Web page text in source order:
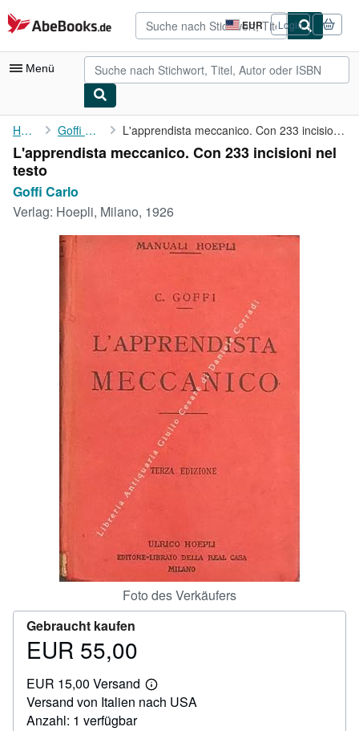
Zum Hauptinhalt
AbeBooks.de EUR
Seite
der
Einkaufseinstellungen.
Login
Menü
Nutzerkonto
Meine Bestellungen
Detailsuche
Sammlungen
Antiquarische Bücher
Verkäufer werden
SCHLIESSEN
Home Goffi Carlo L'apprendista meccanico. Con 233 incisioni nel testo
L'apprendista meccanico. Con 233 incisioni nel
testo
Goffi Carlo
Verlag: Hoepli, Milano, 1926
Foto des Verkäufers
Gebraucht kaufen
Preis
55,00
EUR 55,00
EUR 15,00 Versand
Weitere
Informationen
Versand von Italien nach USA
Anzahl: 1 verfügbar